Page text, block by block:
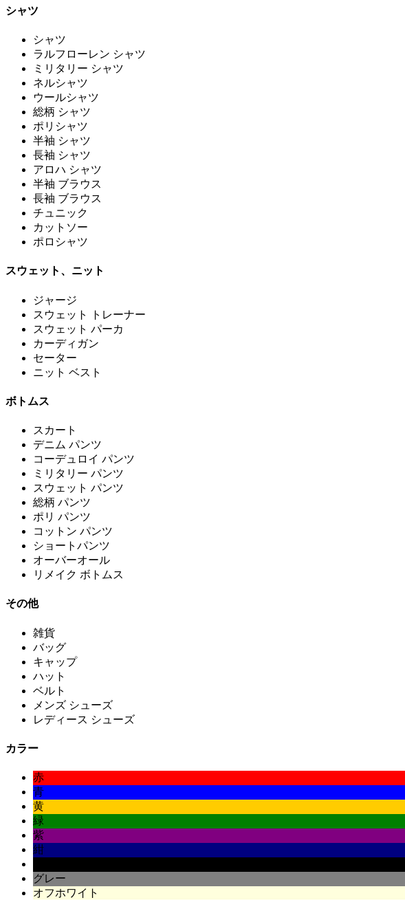
シャツ
シャツ
ラルフローレン シャツ
ミリタリー シャツ
ネルシャツ
ウールシャツ
総柄 シャツ
ポリシャツ
半袖 シャツ
長袖 シャツ
アロハ シャツ
半袖 ブラウス
長袖 ブラウス
チュニック
カットソー
ポロシャツ
スウェット、ニット
ジャージ
スウェット トレーナー
スウェット パーカ
カーディガン
セーター
ニット ベスト
ボトムス
スカート
デニム パンツ
コーデュロイ パンツ
ミリタリー パンツ
スウェット パンツ
総柄 パンツ
ポリ パンツ
コットン パンツ
ショートパンツ
オーバーオール
リメイク ボトムス
その他
雑貨
バッグ
キャップ
ハット
ベルト
メンズ シューズ
レディース シューズ
カラー
赤
青
黄
緑
紫
紺
グレー
オフホワイト